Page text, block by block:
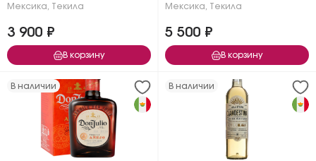
Мексика Текила
3 900 ₽
В корзину
Мексика Текила
5 500 ₽
В корзину
В наличии В наличии